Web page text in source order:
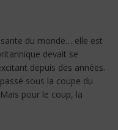
du monde… elle est
devait se
depuis des années.
sous la coupe du
pour le coup, la